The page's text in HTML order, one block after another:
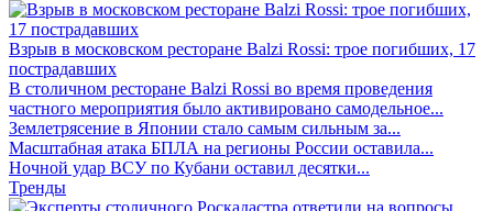
Взрыв в московском ресторане Balzi Rossi: трое погибших, 17
пострадавших
В столичном ресторане Balzi Rossi во время проведения
частного мероприятия было активировано самодельное...
Землетрясение в Японии стало самым сильным за...
Масштабная атака БПЛА на регионы России оставила...
Ночной удар ВСУ по Кубани оставил десятки...
Тренды